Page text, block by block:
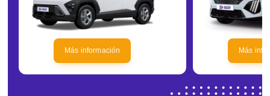
Más información Más